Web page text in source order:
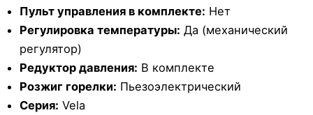
Пульт управления в комплекте: Нет
Регулировка температуры: Да (механический
регулятор)
Редуктор давления: В комплекте
Розжиг горелки: Пьезоэлектрический
Серия: Vela